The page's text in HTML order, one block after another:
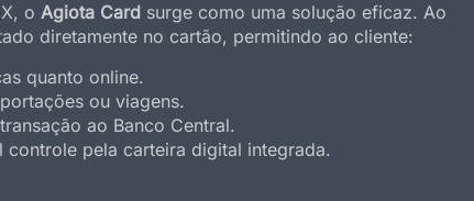
o Agiota Card surge como uma solução eficaz. Ao
diretamente no cartão, permitindo ao cliente:
quanto online.
ou viagens.
ao Banco Central.
controle pela carteira digital integrada.